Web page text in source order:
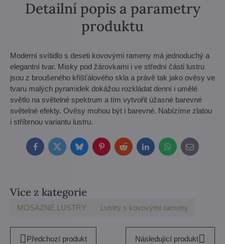
Detailní popis a parametry
produktu
Moderní svítidlo s deseti kovovými rameny má jednoduchý a
elegantní tvar. Misky pod žárovkami i ve střední části lustru
jsou z broušeného křišťálového skla a právě tak jako ověsy ve
tvaru malých pyramidek dokážou rozkládat denní i umělé
světlo na světelné spektrum a tím vytvořit úžasné barevné
světelné efekty. Ověsy mohou být i barevné. Nabízíme zlatou
i stříbrnou variantu lustru.
FacebookTwitterBlueskyPinterestRedditLinkedInWhatsApp
E-
mail
Více z kategorie
MOSAZNÉ LUSTRY Lustry s kovovými rameny
Předchozí produkt Následující produkt